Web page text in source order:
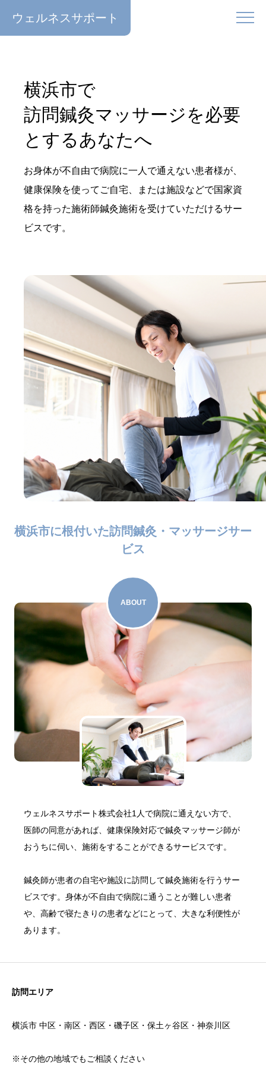
ウェルネスサポート
横浜市で
訪問鍼灸マッサージを必要
とするあなたへ
お身体が不自由で病院に一人で通えない患者様が、
健康保険を使ってご自宅、または施設などで国家資
格を持った施術師鍼灸施術を受けていただけるサー
ビスです。
横浜市に根付いた訪問鍼灸・マッサージサー
ビス
ABOUT
ウェルネスサポート株式会社1人で病院に通えない方で、
医師の同意があれば、健康保険対応で鍼灸マッサージ師が
おうちに伺い、施術をすることができるサービスです。
鍼灸師が患者の自宅や施設に訪問して鍼灸施術を行うサー
ビスです。身体が不自由で病院に通うことが難しい患者
や、高齢で寝たきりの患者などにとって、大きな利便性が
あります。
訪問エリア
横浜市 中区・南区・西区 ・磯子区・保土ヶ谷区・神奈川区
※その他の地域でもご相談ください